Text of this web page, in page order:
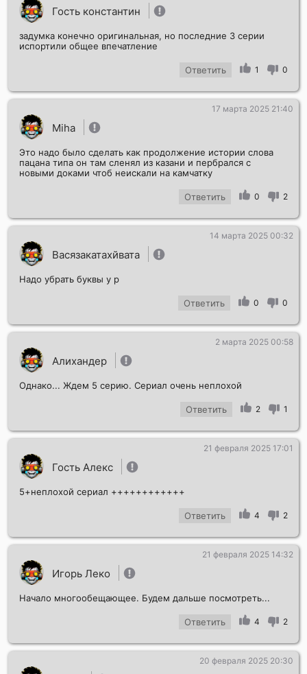
Гость константин
задумка конечно оригинальная, но последние 3 серии
испортили общее впечатление
Ответить 1 0
Miha
17 марта 2025 21:40
Это надо было сделать как продолжение истории слова
пацана типа он там сленял из казани и пербрался с
новыми доками чтоб неискали на камчатку
Ответить 0 2
Васязакатахйвата
14 марта 2025 00:32
Надо убрать буквы у р
Ответить 0 0
Алихандер
2 марта 2025 00:58
Однако... Ждем 5 серию. Сериал очень неплохой
Ответить 2 1
Гость Алекс
21 февраля 2025 17:01
5+неплохой сериал ++++++++++++
Ответить 4 2
Игорь Леко
21 февраля 2025 14:32
Начало многообещающее. Будем дальше посмотреть...
Ответить 4 2
20 февраля 2025 20:30